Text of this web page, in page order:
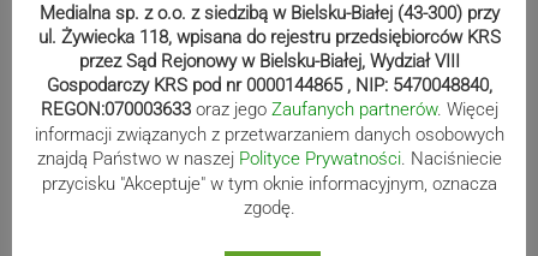
Reklama
Medialna sp. z o.o. z siedzibą w Bielsku-Białej (43-300) przy
ul. Żywiecka 118, wpisana do rejestru przedsiębiorców KRS
przez Sąd Rejonowy w Bielsku-Białej, Wydział VIII
Gospodarczy KRS pod nr 0000144865 , NIP: 5470048840,
REGON:070003633 oraz jego Zaufanych partnerów. Więcej
informacji związanych z przetwarzaniem danych osobowych
znajdą Państwo w naszej Polityce Prywatności. Naciśniecie
przycisku "Akceptuje" w tym oknie informacyjnym, oznacza
zgodę.